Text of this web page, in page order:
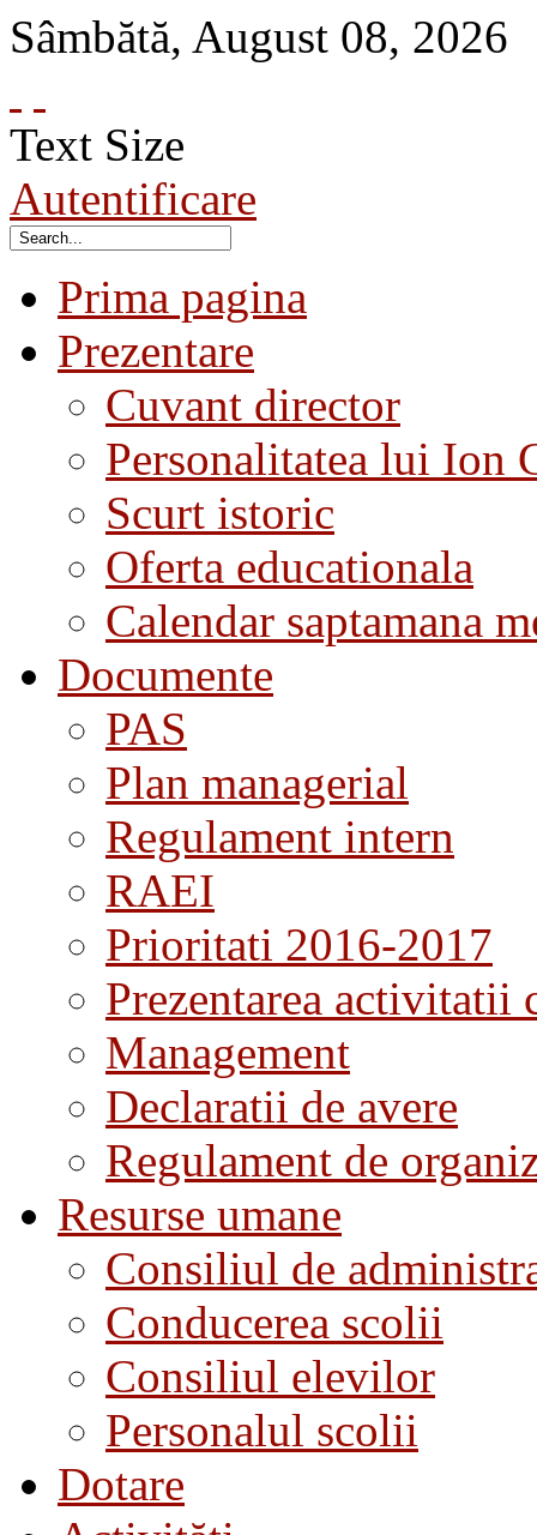
Sâmbătă, August 08, 2026
Text Size
Autentificare
Prima pagina
Prezentare
Cuvant director
Personalitatea lui Ion
Scurt istoric
Oferta educationala
Calendar saptamana
Documente
PAS
Plan managerial
Regulament intern
RAEI
Prioritati 2016-2017
Prezentarea activitatii
Management
Declaratii de avere
Regulament de
Resurse umane
Consiliul de
Conducerea scolii
Consiliul elevilor
Personalul scolii
Dotare